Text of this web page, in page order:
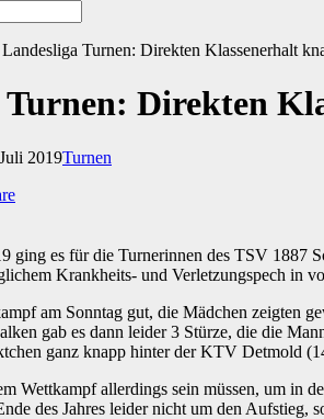
Landesliga Turnen: Direkten Klassenerhalt
Direkten
2019Turnen
ging es für die Turnerinnen des TSV 1887
Krankheits- und Verletzungspech in
am Sonntag gut, die Mädchen zeigten
gab es dann leider 3 Stürze, die die
ganz knapp hinter der KTV Detmold
Wettkampf allerdings sein müssen, um in
des Jahres leider nicht um den Aufstieg,